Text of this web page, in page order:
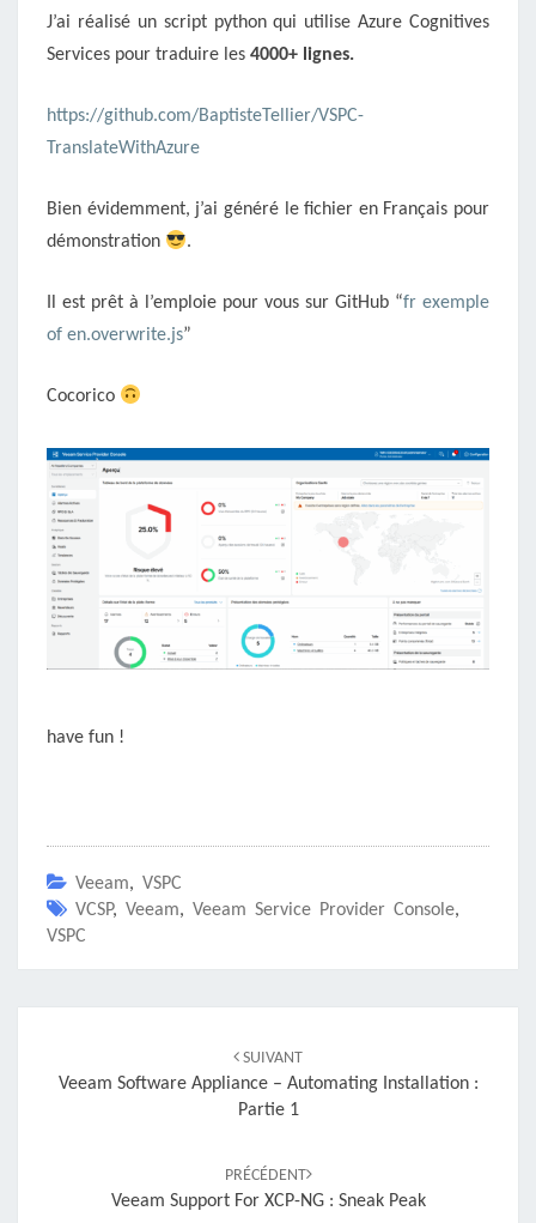
J’ai réalisé un script python qui utilise Azure Cognitives
Services pour traduire les 4000+ lignes.
https://github.com/BaptisteTellier/VSPC-
TranslateWithAzure
Bien évidemment, j’ai généré le fichier en Français pour
démonstration
.
Il est prêt à l’emploie pour vous sur GitHub “fr exemple
of en.overwrite.js”
Cocorico
have fun !
Veeam, VSPC
VCSP, Veeam, Veeam Service Provider Console,
VSPC
SUIVANT
Veeam Software Appliance – Automating Installation :
Partie 1
PRÉCÉDENT
Veeam Support For XCP-NG : Sneak Peak